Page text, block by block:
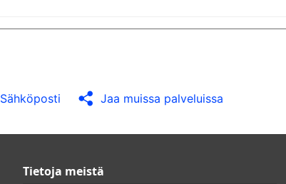
Sähköposti Jaa muissa palveluissa
Tietoja meistä